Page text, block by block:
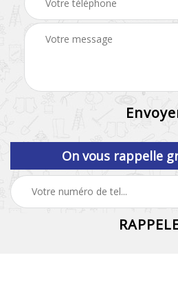
On vous rappelle